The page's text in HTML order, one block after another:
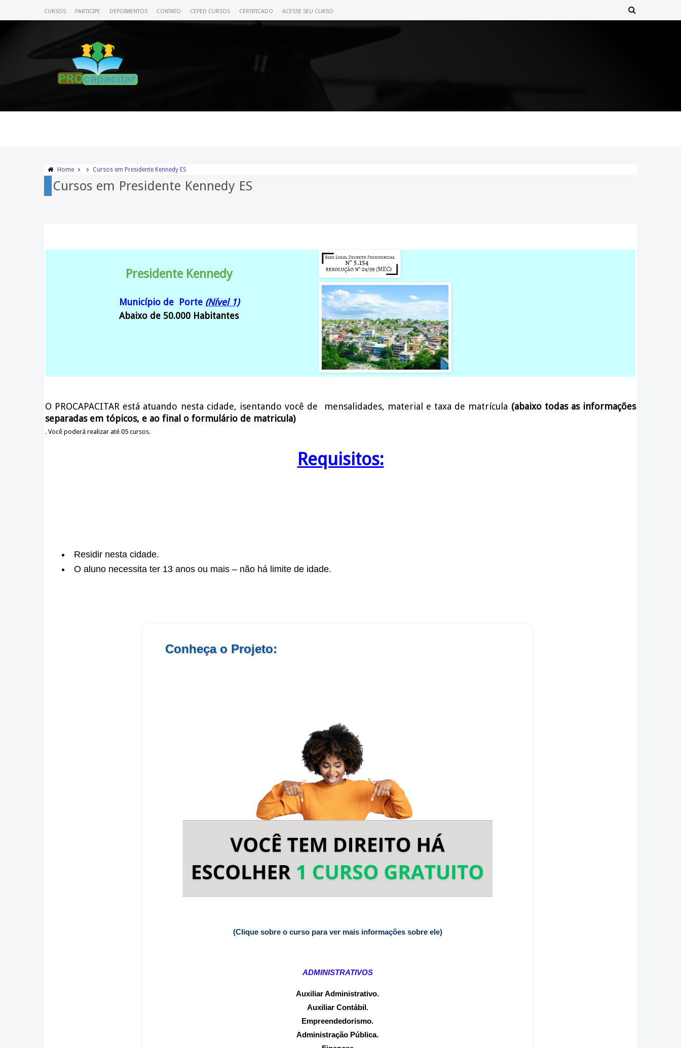
CURSOS PARTICIPE DEPOIMENTOS CONTATO CEPED CURSOS CERTIFICADO ACESSE SEU CURSO
Home Cursos em Presidente Kennedy ES
Cursos em Presidente Kennedy ES
Presidente Kennedy
Município de Porte (Nível 1)
Abaixo de 50.000 Habitantes
O PROCAPACITAR está atuando nesta cidade, isentando você de mensalidades, material e taxa de matrícula (abaixo todas as informações
separadas em tópicos, e ao final o formulário de matricula)
. Você poderá realizar até 05 cursos.
Requisitos:
Residir nesta cidade.
O aluno necessita ter 13 anos ou mais – não há limite de idade.